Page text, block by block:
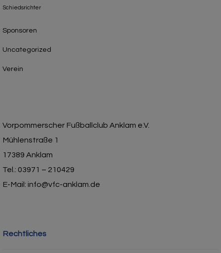
Schiedsrichter
Sponsoren
Uncategorized
Verein
Vorpommerscher Fußballclub Anklam e.V.
Mühlenstraße 1
17389 Anklam
Tel.: 03971 – 210429
E-Mail: info@vfc-anklam.de
Rechtliches